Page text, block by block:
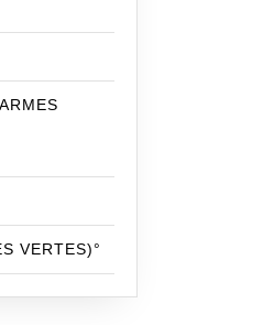
VERTES)°